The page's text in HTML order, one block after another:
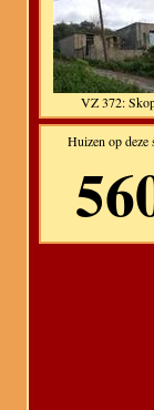
VZ 372:
Huizen op deze